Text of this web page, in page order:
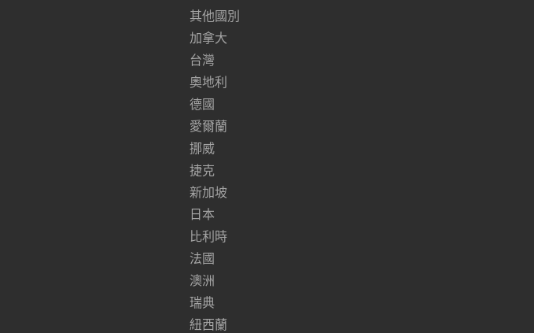
其他國別
加拿大
台灣
奧地利
德國
愛爾蘭
挪威
捷克
新加坡
日本
比利時
法國
澳洲
瑞典
紐西蘭